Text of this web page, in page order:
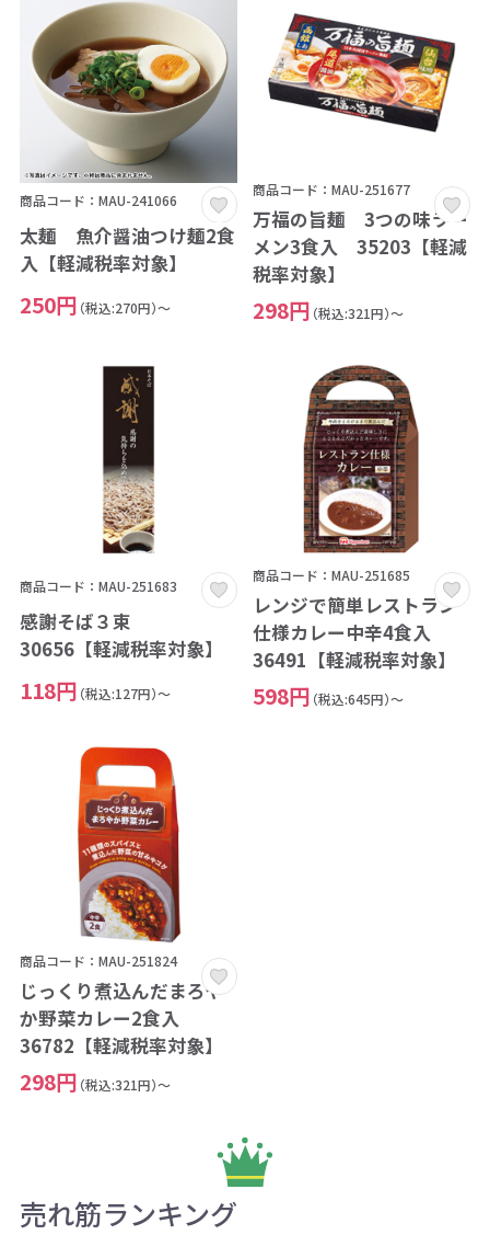
商品コード：MAU-241066
太麺 魚介醤油つけ麺2食
入【軽減税率対象】
250円 （税込:270円）～
商品コード：MAU-251677
万福の旨麺 3つの味ラー
メン3食入 35203【軽減
税率対象】
298円 （税込:321円）～
商品コード：MAU-251683
感謝そば３束
30656【軽減税率対象】
118円 （税込:127円）～
商品コード：MAU-251685
レンジで簡単レストラン
仕様カレー中辛4食入
36491【軽減税率対象】
598円 （税込:645円）～
商品コード：MAU-251824
じっくり煮込んだまろや
か野菜カレー2食入
36782【軽減税率対象】
298円 （税込:321円）～
売れ筋ランキング